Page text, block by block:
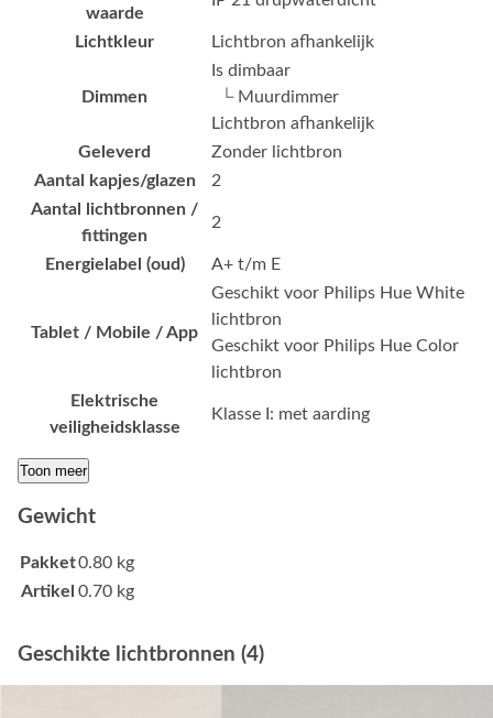
waarde
Lichtkleur Lichtbron afhankelijk
Dimmen
Is dimbaar
└ Muurdimmer
Lichtbron afhankelijk
Geleverd
Zonder lichtbron
Aantal kapjes/glazen
2
Aantal lichtbronnen /
fittingen
2
Energielabel (oud) A+ t/m E
Tablet / Mobile / App
Geschikt voor Philips Hue White
lichtbron
Geschikt voor Philips Hue Color
lichtbron
Elektrische
veiligheidsklasse
Klasse I: met aarding
Toon meer
Gewicht
Pakket0.80 kg
Artikel 0.70 kg
Geschikte lichtbronnen (4)